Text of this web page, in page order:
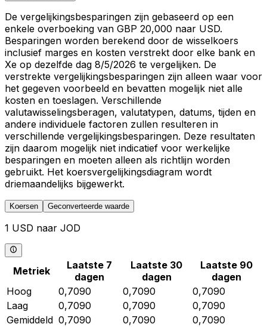
De vergelijkingsbesparingen zijn gebaseerd op een
enkele overboeking van GBP 20,000 naar USD.
Besparingen worden berekend door de wisselkoers
inclusief marges en kosten verstrekt door elke bank en
Xe op dezelfde dag 8/5/2026 te vergelijken. De
verstrekte vergelijkingsbesparingen zijn alleen waar voor
het gegeven voorbeeld en bevatten mogelijk niet alle
kosten en toeslagen. Verschillende
valutawisselingsberagen, valutatypen, datums, tijden en
andere individuele factoren zullen resulteren in
verschillende vergelijkingsbesparingen. Deze resultaten
zijn daarom mogelijk niet indicatief voor werkelijke
besparingen en moeten alleen als richtlijn worden
gebruikt. Het koersvergelijkingsdiagram wordt
driemaandelijks bijgewerkt.
Koersen Geconverteerde waarde
1 USD naar JOD
Metriek
Laatste 7
dagen
Laatste 30
dagen
Laatste 90
dagen
Hoog
0,7090 0,7090
0,7090
Laag
0,7090 0,7090
0,7090
Gemiddeld 0,7090 0,7090
0,7090